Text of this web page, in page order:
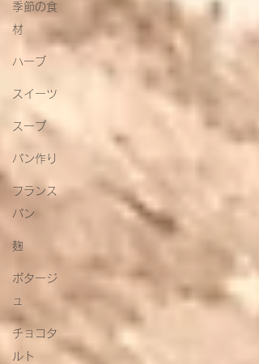
季節の食
材
ハーブ
スイーツ
スープ
パン作り
フランス
パン
麹
ポタージ
ュ
チョコタ
ルト